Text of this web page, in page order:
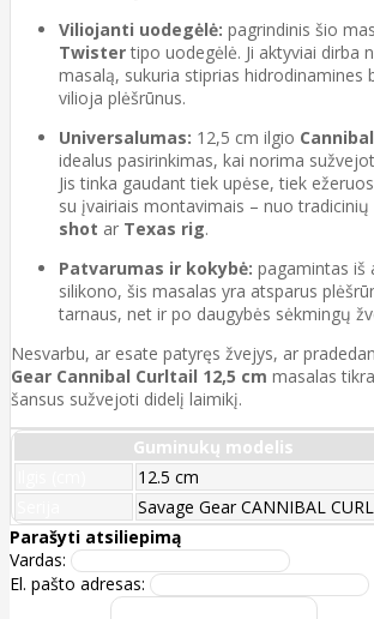
Viliojanti uodegėlė: pagrindinis šio
Twistertipo uodegėlė. Ji aktyviai dirba
masalą, sukuria stiprias hidrodinamines
vilioja plėšrūnus.
Universalumas: 12,5 cm ilgio
idealus pasirinkimas, kai norima
Jis tinka gaudant tiek upėse, tiek
su įvairiais montavimais – nuo tradicinių
shot ar Texas rig.
Patvarumas ir kokybė: pagamintas iš
silikono, šis masalas yra atsparus
tarnaus, net ir po daugybės sėkmingų
Nesvarbu, ar esate patyręs žvejys, ar
Gear Cannibal Curltail 12,5 cm masalas
šansus sužvejoti didelį laimikį.
Guminukų modelis
12.5 cm
Savage Gear CANNIBAL
Parašyti atsiliepimą
Vardas:
El. pašto adresas: